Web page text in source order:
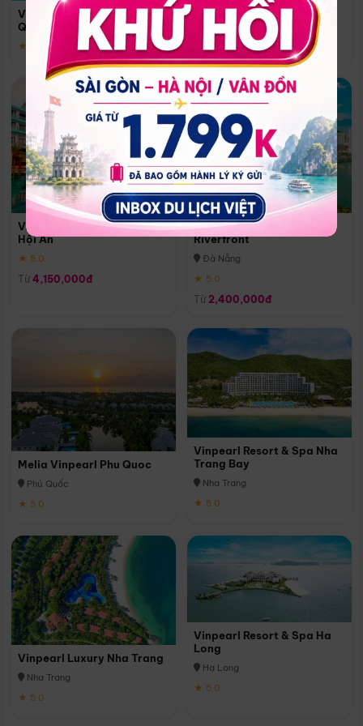
Vinpearl Resort & Spa Phu
Quoc
★ 5.0
Quoc
Phú Quốc
★ 5.0
Vinpearl Resort & Golf Nam
Hội An
★ 5.0
Từ 4,150,000đ
Melia Vinpearl Danang
Riverfront
Đà Nẵng
★ 5.0
Từ 2,400,000đ
Melia Vinpearl Phu Quoc
Phú Quốc
★ 5.0
Vinpearl Resort & Spa Nha
Trang Bay
Nha Trang
★ 5.0
Vinpearl Luxury Nha Trang
Nha Trang
★ 5.0
Vinpearl Resort & Spa Ha
Long
Hạ Long
★ 5.0